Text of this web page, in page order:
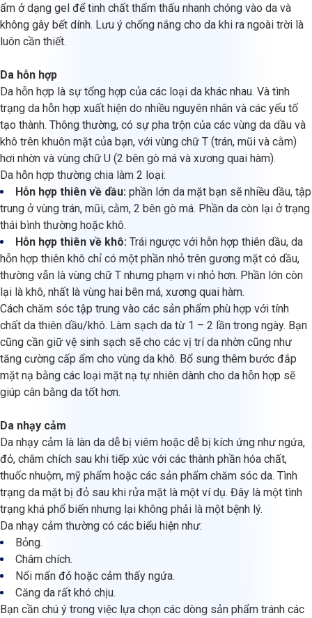
ẩm ở dạng gel để tinh chất thẩm thấu nhanh chóng vào da và
không gây bết dính. Lưu ý chống nắng cho da khi ra ngoài trời là
luôn cần thiết.
Da hỗn hợp
Da hỗn hợp là sự tổng hợp của các loại da khác nhau. Và tình
trạng da hỗn hợp xuất hiện do nhiều nguyên nhân và các yếu tố
tạo thành. Thông thường, có sự pha trộn của các vùng da dầu và
khô trên khuôn mặt của bạn, với vùng chữ T (trán, mũi và cằm)
hơi nhờn và vùng chữ U (2 bên gò má và xương quai hàm).
Da hỗn hợp thường chia làm 2 loại:
Hỗn hợp thiên về dầu: phần lớn da mặt bạn sẽ nhiều dầu, tập
trung ở vùng trán, mũi, cằm, 2 bên gò má. Phần da còn lại ở trạng
thái bình thường hoặc khô.
Hỗn hợp thiên về khô: Trái ngược với hỗn hợp thiên dầu, da
hỗn hợp thiên khô chỉ có một phần nhỏ trên gương mặt có dầu,
thường vẫn là vùng chữ T nhưng phạm vi nhỏ hơn. Phần lớn còn
lại là khô, nhất là vùng hai bên má, xương quai hàm.
Cách chăm sóc tập trung vào các sản phẩm phù hợp với tính
chất da thiên dầu/khô. Làm sạch da từ 1 – 2 lần trong ngày. Bạn
cũng cần giữ vệ sinh sạch sẽ cho các vị trí da nhờn cũng như
tăng cường cấp ẩm cho vùng da khô. Bổ sung thêm bước đắp
mặt nạ bằng các loại mặt nạ tự nhiên dành cho da hỗn hợp sẽ
giúp cân bằng da tốt hơn.
Da nhạy cảm
Da nhạy cảm là làn da dễ bị viêm hoặc dễ bị kích ứng như ngứa,
đỏ, châm chích sau khi tiếp xúc với các thành phần hóa chất,
thuốc nhuộm, mỹ phẩm hoặc các sản phẩm chăm sóc da. Tình
trạng da mặt bị đỏ sau khi rửa mặt là một ví dụ. Đây là một tình
trạng khá phổ biến nhưng lại không phải là một bệnh lý.
Da nhạy cảm thường có các biểu hiện như:
Bỏng.
Châm chích.
Nổi mẩn đỏ hoặc cảm thấy ngứa.
Căng da rất khó chịu.
Bạn cần chú ý trong việc lựa chọn các dòng sản phẩm tránh các